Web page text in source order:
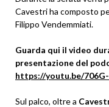
Cavestri ha composto
Filippo Vendemmiati.
Guarda qui il video
presentazione del
https://youtu.be/
Sul palco, oltre a